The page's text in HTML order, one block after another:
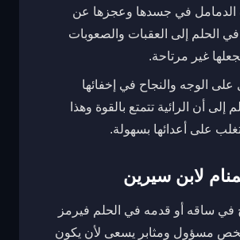
الدمامل في جسدها وعجزها عن
في الحلم إلى العقبات والصعوبات
غير مرتاحة.
على الوجه والنجاح في إخفائها
إلى أن الرائية تتمتع بالقوة وهذا
على أعدائها بسهولة.
لابن سيرين
في ساقه أو قدمه في الحلم فيرمز
مسؤول ومثابر يسعى لأن يكون